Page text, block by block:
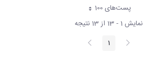
پست‌‌های 100هر صفحه
نمایش 1 - 13 از 13 نتیجه
پیغام
قبلی صفحه1 صفحه
بعد